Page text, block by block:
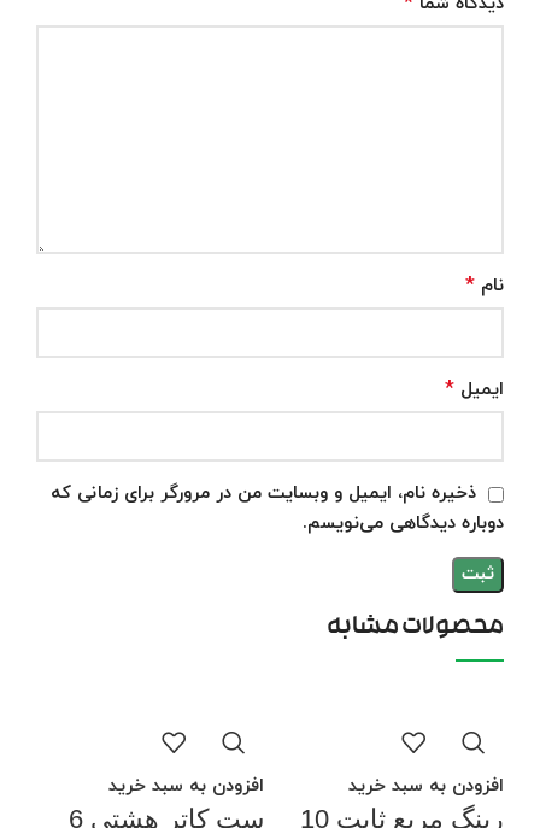
نام *
ایمیل *
ذخیره نام، ایمیل و وبسایت من در مرورگر برای زمانی که
دوباره دیدگاهی می‌نویسم.
محصولات مشابه
افزودن به سبد خرید
رینگ مربع ثابت 10
افزودن به سبد خرید
ست کاتر هشتی 6